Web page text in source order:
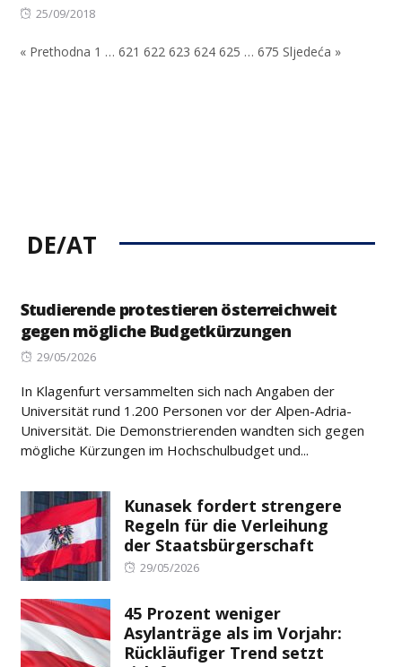
Posted
25/09/2018
« Prethodna 1 … 621 622 623 624 625 … 675 Sljedeća »
DE/AT
Studierende protestieren österreichweit
gegen mögliche Budgetkürzungen
Posted
29/05/2026
In Klagenfurt versammelten sich nach Angaben der
Universität rund 1.200 Personen vor der Alpen-Adria-
Universität. Die Demonstrierenden wandten sich gegen
mögliche Kürzungen im Hochschulbudget und...
Kunasek fordert strengere
Regeln für die Verleihung
der Staatsbürgerschaft
Posted
29/05/2026
45 Prozent weniger
Asylanträge als im Vorjahr:
Rückläufiger Trend setzt